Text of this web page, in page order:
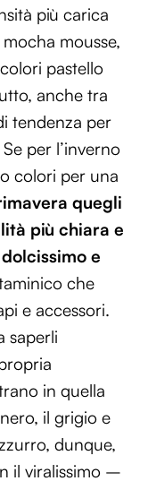
più carica
mousse,
pastello
anche tra
tendenza per
per l’inverno
colori per una
quegli
più chiara e
e
che
e accessori.
saperli
in quella
il grigio e
dunque,
il viralissimo –